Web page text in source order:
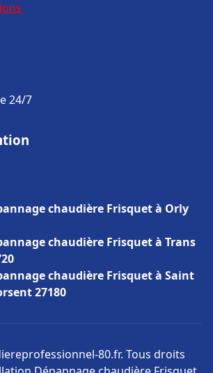
24/7
chaudière Frisquet à Orly
chaudière Frisquet à Trans
chaudière Frisquet à Saint
27180
80.fr. Tous droits